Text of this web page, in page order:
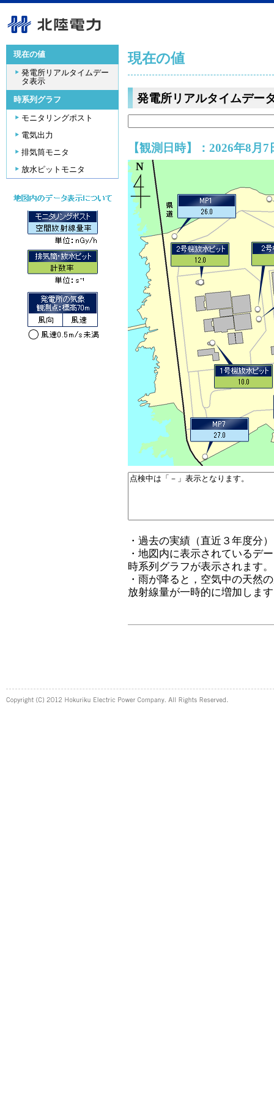
現在の値
発電所リアルタイムデー
タ表示
時系列グラフ
モニタリングポスト
電気出力
排気筒モニタ
放水ピットモニタ
現在の値
発電所リアルタイムデー
【観測日時】：2026年8月
・過去の実績（直近３年度分
・地図内に表示されているデ
時系列グラフが表示されます。
・雨が降ると，空気中の天然
放射線量が一時的に増加しま